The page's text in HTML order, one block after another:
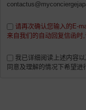
请再次确认您输入的E-
来自我们的自动回复信函时
我已详细阅读上述内容
同意及理解的情况下希望进